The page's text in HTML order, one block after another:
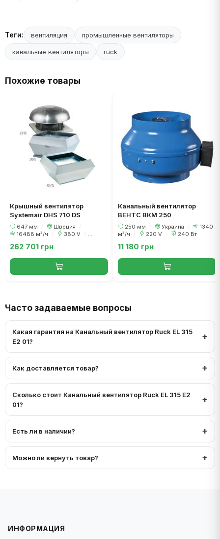
Теги: вентиляция промышленные вентиляторы
канальные вентиляторы ruck
Похожие товары
Крышный вентилятор
Systemair DHS 710 DS
647 мм Швеция
16488 м³/ч
380 V
262 701 грн
Канальный вентилятор
ВЕНТС ВКМ 250
250 мм Украина
1340
м³/ч
220 V 240 Вт
11 180 грн
Часто задаваемые вопросы
Какая гарантия на Канальный вентилятор Ruck EL 315
E2 01?
Как доставляется товар?
Сколько стоит Канальный вентилятор Ruck EL 315 E2
01?
Есть ли в наличии?
Можно ли вернуть товар?
ИНФОРМАЦИЯ